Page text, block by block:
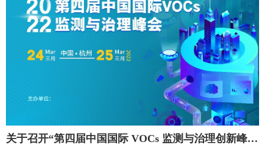
关于召开“第四届中国国际 VOCs 监测与治理创新峰会(VOCs summit 2022)”的通知